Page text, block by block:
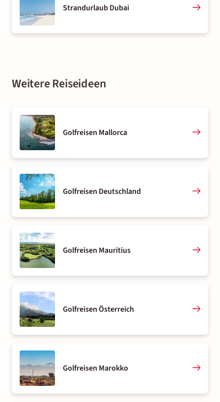
Strandurlaub Dubai
Weitere Reiseideen
Golfreisen Mallorca
Golfreisen Deutschland
Golfreisen Mauritius
Golfreisen Österreich
Golfreisen Marokko